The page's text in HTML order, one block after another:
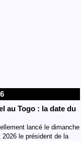
au Togo : la date du
lancé le dimanche
le président de la